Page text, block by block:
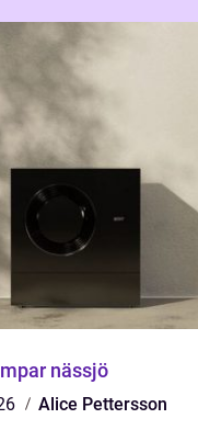
nässjö
Alice Pettersson